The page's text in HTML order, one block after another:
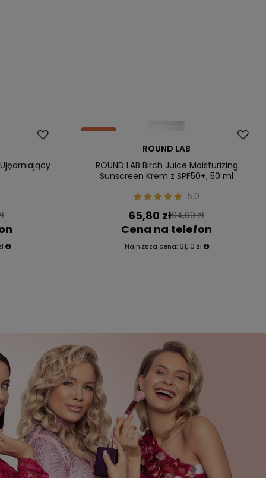
Okazja
ROUND LAB
ROUND LAB Birch Juice Moisturizing
Sunscreen Krem z SPF50+, 50 ml
5.0
65,80 zł94,00 zł
Cena na telefon
Najniższa cena: 61,10 zł